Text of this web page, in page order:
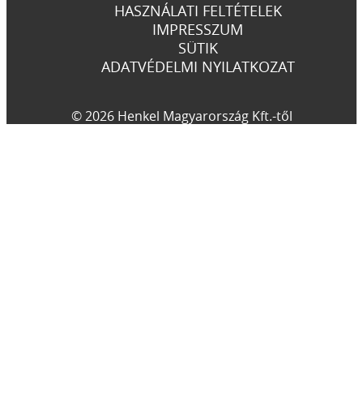
HASZNÁLATI FELTÉTELEK
IMPRESSZUM
SÜTIK
ADATVÉDELMI NYILATKOZAT
© 2026 Henkel Magyarország Kft.-től